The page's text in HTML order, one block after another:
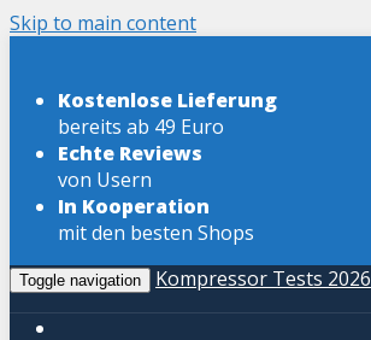
Skip to main content
Kostenlose Lieferung
bereits ab 49 Euro
Echte Reviews
von Usern
In Kooperation
mit den besten Shops
Toggle navigation Kompressor Tests 2026